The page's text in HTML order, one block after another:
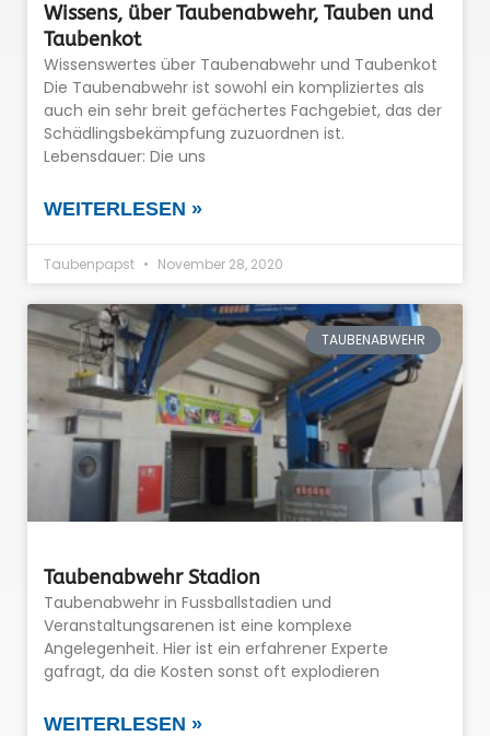
Wissens, über Taubenabwehr, Tauben und
Taubenkot
Wissenswertes über Taubenabwehr und Taubenkot
Die Taubenabwehr ist sowohl ein kompliziertes als
auch ein sehr breit gefächertes Fachgebiet, das der
Schädlingsbekämpfung zuzuordnen ist.
Lebensdauer: Die uns
WEITERLESEN »
Taubenpapst November 28, 2020
TAUBENABWEHR
Taubenabwehr Stadion
Taubenabwehr in Fussballstadien und
Veranstaltungsarenen ist eine komplexe
Angelegenheit. Hier ist ein erfahrener Experte
gafragt, da die Kosten sonst oft explodieren
WEITERLESEN »